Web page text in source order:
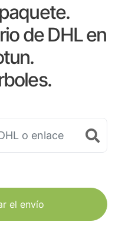
de DHL en
el envío